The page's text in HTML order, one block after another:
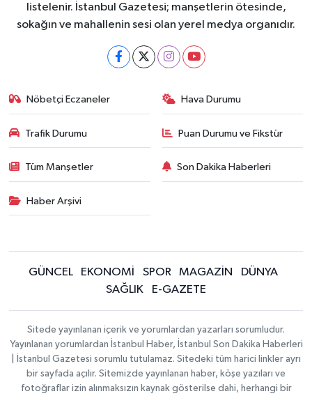
listelenir. İstanbul Gazetesi; manşetlerin ötesinde,
sokağın ve mahallenin sesi olan yerel medya organıdır.
Nöbetçi Eczaneler Hava Durumu
Trafik Durumu Puan Durumu ve Fikstür
Tüm Manşetler Son Dakika Haberleri
Haber Arşivi
GÜNCEL EKONOMİ SPOR MAGAZİN
DÜNYA
SAĞLIK
E-GAZETE
Sitede yayınlanan içerik ve yorumlardan yazarları sorumludur.
Yayınlanan yorumlardan İstanbul Haber, İstanbul Son Dakika Haberleri
| İstanbul Gazetesi sorumlu tutulamaz. Sitedeki tüm harici linkler ayrı
bir sayfada açılır. Sitemizde yayınlanan haber, köşe yazıları ve
fotoğraflar izin alınmaksızın kaynak gösterilse dahi, herhangi bir